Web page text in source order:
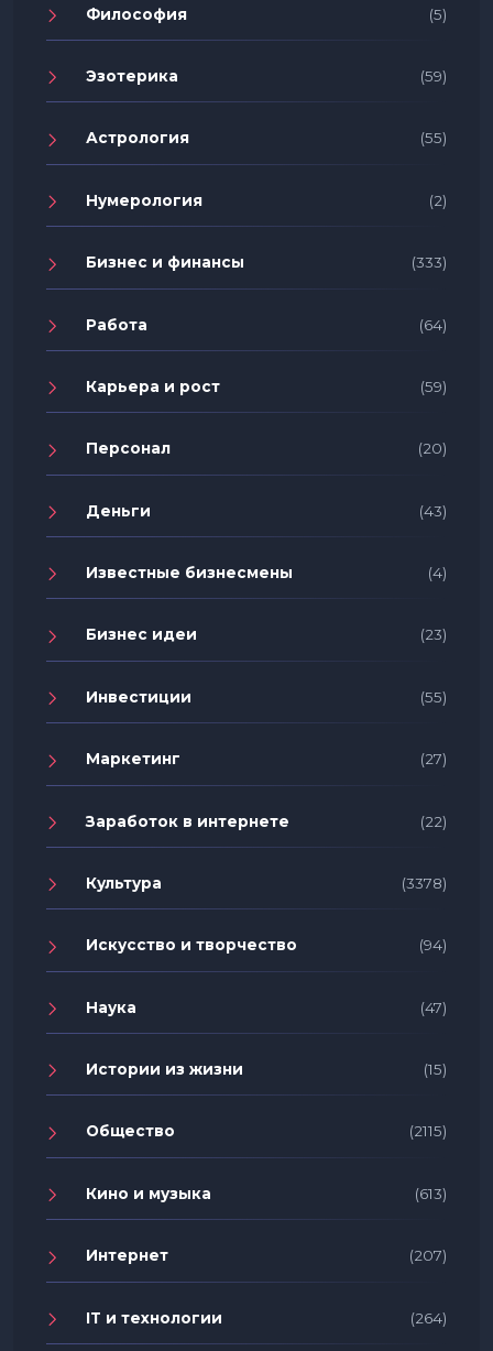
Философия (5)
Эзотерика (59)
Астрология (55)
Нумерология (2)
Бизнес и финансы (333)
Работа (64)
Карьера и рост (59)
Персонал (20)
Деньги (43)
Известные бизнесмены (4)
Бизнес идеи (23)
Инвестиции (55)
Маркетинг (27)
Заработок в интернете (22)
Культура (3378)
Искусство и творчество (94)
Наука (47)
Истории из жизни (15)
Общество (2115)
Кино и музыка (613)
Интернет (207)
IT и технологии (264)